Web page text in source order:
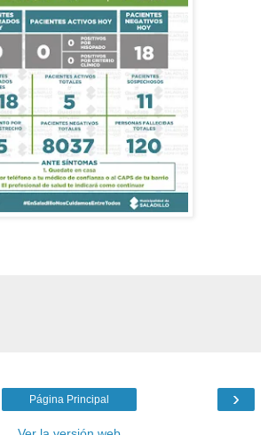
›
Página Principal